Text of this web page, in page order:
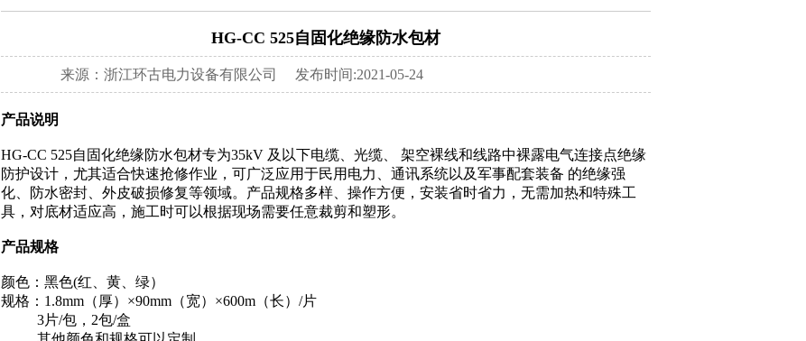
HG-CC 525自固化绝缘防水包材
来源：浙江环古电力设备有限公司 发布时间:2021-05-24
产品说明
HG-CC 525自固化绝缘防水包材专为35kV 及以下电缆、光缆、 架空裸线和线路中裸露电气连接点绝缘
防护设计，尤其适合快速抢修作业，可广泛应用于民用电力、通讯系统以及军事配套装备 的绝缘强
化、防水密封、外皮破损修复等领域。产品规格多样、操作方便，安装省时省力，无需加热和特殊工
具，对底材适应高，施工时可以根据现场需要任意裁剪和塑形。
产品规格
颜色：黑色(红、黄、绿）
规格：1.8mm（厚）×90mm（宽）×600m（长）/片
3片/包，2包/盒